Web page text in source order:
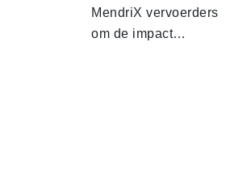
MendriX vervoerders
om de impact…